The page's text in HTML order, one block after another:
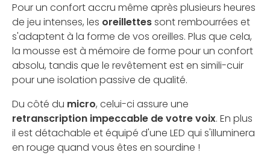
Pour un confort accru même après plusieurs heures
de jeu intenses, les oreillettessont rembourrées et
s'adaptent à la forme de vos oreilles. Plus que cela,
la mousse est à mémoire de forme pour un confort
absolu, tandis que le revêtement est en simili-cuir
pour une isolation passive de qualité.
Du côté du micro, celui-ci assure une
retranscription impeccable de votre voix. En plus
il est détachable et équipé d'une LED qui s'illuminera
en rouge quand vous êtes en sourdine !